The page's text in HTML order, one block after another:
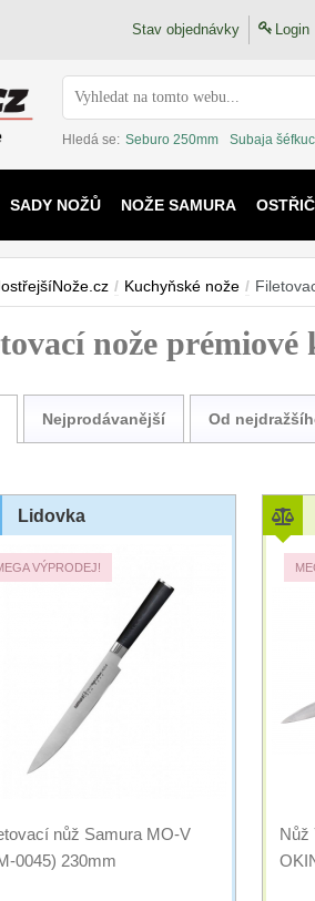
Stav objednávky Login
Hledá se: Seburo 250mm Subaja
SADY NOŽŮ NOŽE SAMURA
/ Kuchyňské nože /
nože prémiové
Nejprodávanější Od
Lidovka
VÝPRODEJ!
nůž Samura MO-V
0045) 230mm
Nůž